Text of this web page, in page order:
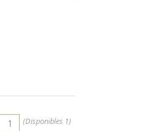
(Disponibles 1)